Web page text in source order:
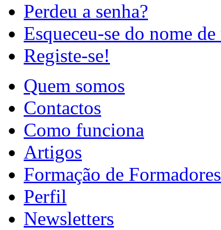
Perdeu a senha?
Esqueceu-se do nome
Registe-se!
Quem somos
Contactos
Como funciona
Artigos
Formação de Formadores
Perfil
Newsletters